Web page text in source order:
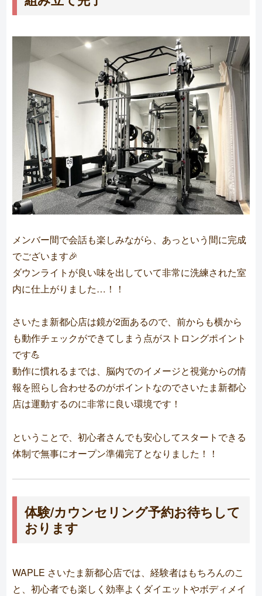
メンバー間で会話も楽しみながら、あっという間に完成
でございます🎉
ダウンライトが良い味を出していて非常に洗練された室
内に仕上がりました…！！
さいたま新都心店は鏡が2面あるので、前からも横から
も動作チェックができてしまう点がストロングポイント
です💪
動作に慣れるまでは、脳内でのイメージと視覚からの情
報を照らし合わせるのがポイントなのでさいたま新都心
店は運動するのに非常に良い環境です！
ということで、初心者さんでも安心してスタートできる
体制で無事にオープン準備完了となりました！！
体験/カウンセリング予約お待ちして
おります
WAPLE さいたま新都心店では、経験者はもちろんのこ
と、初心者でも楽しく効率よくダイエットやボディメイ